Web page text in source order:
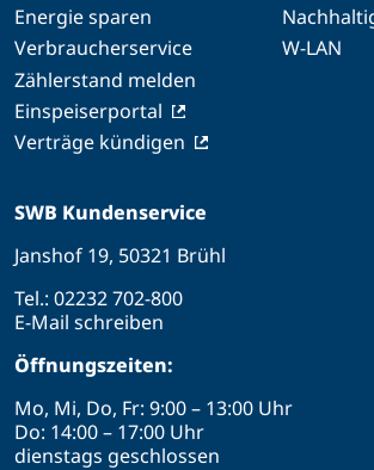
Energie sparen
Verbraucherservice
Zählerstand melden
Einspeiserportal
Verträge kündigen
W-LAN
SWB Kundenservice
Janshof 19, 50321 Brühl
Tel.: 02232 702-800
E-Mail schreiben
Öffnungszeiten:
Mo, Mi, Do, Fr: 9:00 – 13:00 Uhr
Do: 14:00 – 17:00 Uhr
dienstags geschlossen